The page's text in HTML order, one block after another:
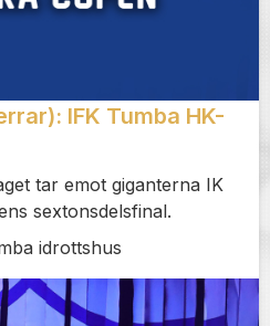
IFK Tumba HK-
tar emot giganterna IK
sextonsdelsfinal.
idrottshus